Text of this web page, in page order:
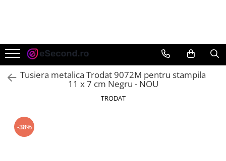
Auto Moto
Accesorii Auto
Anvelope & Jante
Electronice Auto
Intretinere & Cosmetica auto
Tusiera metalica Trodat 9072M pentru stampila
11 x 7 cm Negru - NOU
TRODAT
-38%